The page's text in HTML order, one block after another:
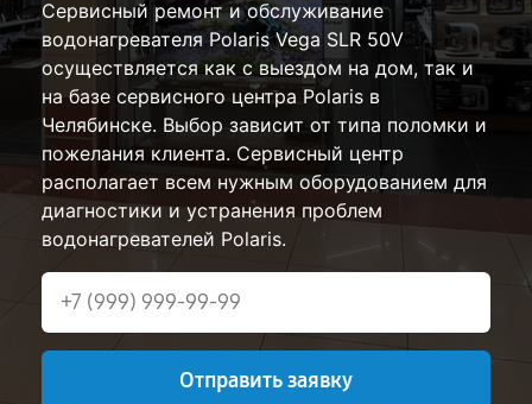
Сервисный ремонт и обслуживание
водонагревателя Polaris Vega SLR 50V
осуществляется как с выездом на дом, так и
на базе сервисного центра Polaris в
Челябинске. Выбор зависит от типа поломки и
пожелания клиента. Сервисный центр
располагает всем нужным оборудованием для
диагностики и устранения проблем
водонагревателей Polaris.
Отправить заявку